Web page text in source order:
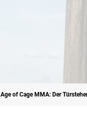
Age of Cage MMA: Der